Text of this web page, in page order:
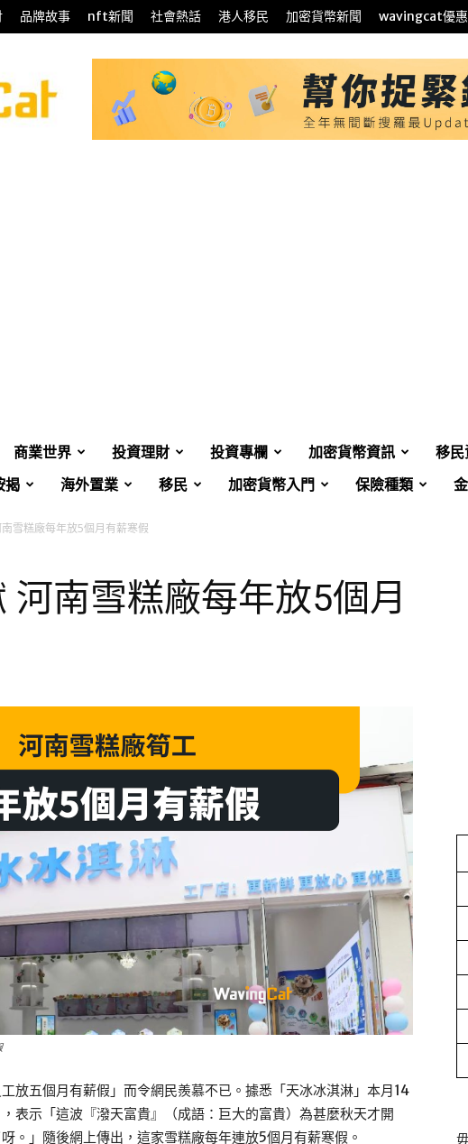
品牌故事 nft新聞 社會熱話 港人移民 加密貨幣新聞 wavingcat優惠
商業世界 投資理財 投資專欄 加密貨幣資訊 移民
揭 海外置業 移民 加密貨幣入門 保險種類
雪糕廠每年放5個月有薪寒假
河南雪糕廠每年放5個月
放五個月有薪假」而令網民羨慕不已。據悉「天冰冰淇淋」本月14
表示「這波『潑天富貴』（成語：巨大的富貴）為甚麼秋天才開
。」隨後網上傳出，這家雪糕廠每年連放5個月有薪寒假。